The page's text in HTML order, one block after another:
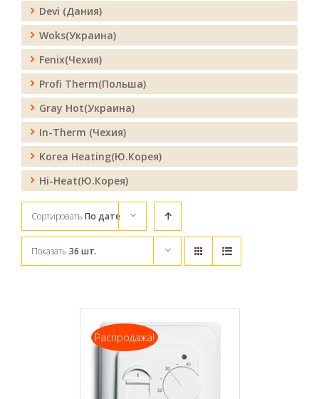
Devi (Дания)
Woks(Украина)
Fenix(Чехия)
Profi Therm(Польша)
Gray Hot(Украина)
In-Therm (Чехия)
Korea Heating(Ю.Корея)
Hi-Heat(Ю.Корея)
Сортировать По дате
Показать 36 шт.
Распродажа!